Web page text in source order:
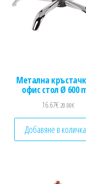
Метална
офис стол Ø 600
16.67€20.00€
Добавяне в